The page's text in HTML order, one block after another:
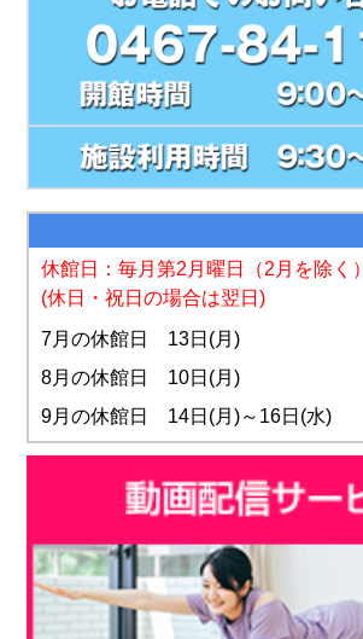
休館日：毎月第2月曜日
（2月を除く）
(休日・祝日の場合は翌日)
7月の休館日 13日(月)
8月の休館日 10日(月)
9月の休館日 14日(月)～16日(水)